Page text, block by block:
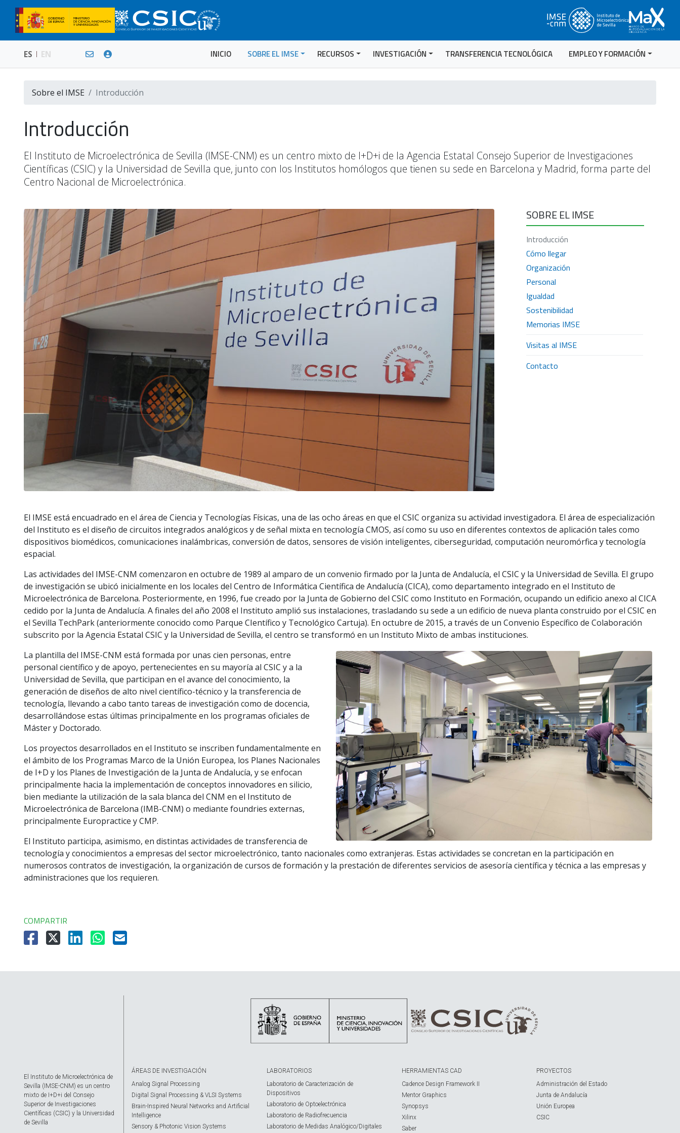
ES EN INICIO SOBRE EL IMSE RECURSOS INVESTIGACIÓN TRANSFERENCIA TECNOLÓGICA EMPLEO Y FORMACIÓN
Sobre el IMSE Introducción
Introducción
El Instituto de Microelectrónica de Sevilla (IMSE-CNM) es un centro mixto de I+D+i de la Agencia Estatal Consejo Superior de Investigaciones
Científicas (CSIC) y la Universidad de Sevilla que, junto con los Institutos homólogos que tienen su sede en Barcelona y Madrid, forma parte del
Centro Nacional de Microelectrónica.
SOBRE EL IMSE
Introducción
Cómo llegar
Organización
Personal
Igualdad
Sostenibilidad
Memorias IMSE
Visitas al IMSE
Contacto
El IMSE está encuadrado en el área de Ciencia y Tecnologías Físicas, una de las ocho áreas en que el CSIC organiza su actividad investigadora. El área de especialización
del Instituto es el diseño de circuitos integrados analógicos y de señal mixta en tecnología CMOS, así como su uso en diferentes contextos de aplicación tales como
dispositivos biomédicos, comunicaciones inalámbricas, conversión de datos, sensores de visión inteligentes, ciberseguridad, computación neuromórfica y tecnología
espacial.
Las actividades del IMSE-CNM comenzaron en octubre de 1989 al amparo de un convenio firmado por la Junta de Andalucía, el CSIC y la Universidad de Sevilla. El grupo
de investigación se ubicó inicialmente en los locales del Centro de Informática Científica de Andalucía (CICA), como departamento integrado en el Instituto de
Microelectrónica de Barcelona. Posteriormente, en 1996, fue creado por la Junta de Gobierno del CSIC como Instituto en Formación, ocupando un edificio anexo al CICA
cedido por la Junta de Andalucía. A finales del año 2008 el Instituto amplió sus instalaciones, trasladando su sede a un edificio de nueva planta construido por el CSIC en
el Sevilla TechPark (anteriormente conocido como Parque CIentífico y Tecnológico Cartuja). En octubre de 2015, a través de un Convenio Específico de Colaboración
subscrito por la Agencia Estatal CSIC y la Universidad de Sevilla, el centro se transformó en un Instituto Mixto de ambas instituciones.
La plantilla del IMSE-CNM está formada por unas cien personas, entre
personal científico y de apoyo, pertenecientes en su mayoría al CSIC y a la
Universidad de Sevilla, que participan en el avance del conocimiento, la
generación de diseños de alto nivel científico-técnico y la transferencia de
tecnología, llevando a cabo tanto tareas de investigación como de docencia,
desarrollándose estas últimas principalmente en los programas oficiales de
Máster y Doctorado.
Los proyectos desarrollados en el Instituto se inscriben fundamentalmente en
el ámbito de los Programas Marco de la Unión Europea, los Planes Nacionales
de I+D y los Planes de Investigación de la Junta de Andalucía, y se enfocan
principalmente hacia la implementación de conceptos innovadores en silicio,
bien mediante la utilización de la sala blanca del CNM en el Instituto de
Microelectrónica de Barcelona (IMB-CNM) o mediante foundries externas,
principalmente Europractice y CMP.
El Instituto participa, asimismo, en distintas actividades de transferencia de
tecnología y conocimientos a empresas del sector microelectrónico, tanto nacionales como extranjeras. Estas actividades se concretan en la participación en
numerosos contratos de investigación, la organización de cursos de formación y la prestación de diferentes servicios de asesoría científica y técnica a las empresas y
administraciones que los requieren.
COMPARTIR
El Instituto de Microelectrónica de
Sevilla (IMSE-CNM) es un centro
mixto de I+D+i del Consejo
Superior de Investigaciones
Científicas (CSIC) y la Universidad
de Sevilla
ÁREAS DE INVESTIGACIÓN
Analog Signal Processing
Digital Signal Processing & VLSI Systems
Brain-Inspired Neural Networks and Artificial
Intelligence
Sensory & Photonic Vision Systems
LABORATORIOS
Laboratorio de Caracterización de
Dispositivos
Laboratorio de Optoelectrónica
Laboratorio de Radiofrecuencia
Laboratorio de Medidas Analógico/Digitales
HERRAMIENTAS CAD
Cadence Design Framework II
Mentor Graphics
Synopsys
Xilinx
Saber
PROYECTOS
Administración del Estado
Junta de Andalucía
Unión Europea
CSIC